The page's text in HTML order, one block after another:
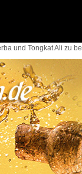
und Tongkat Ali zu